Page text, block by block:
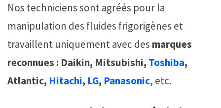
Nos techniciens sont agréés pour la
manipulation des fluides frigorigènes et
travaillent uniquement avec des marques
reconnues : Daikin, Mitsubishi, Toshiba,
Atlantic, Hitachi, LG, Panasonic, etc.